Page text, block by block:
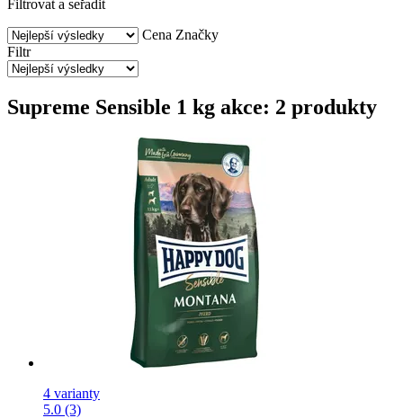
Filtrovat a seřadit
Cena Značky
Filtr
Supreme Sensible 1 kg akce: 2 produkty
4 varianty
5.0 (3)